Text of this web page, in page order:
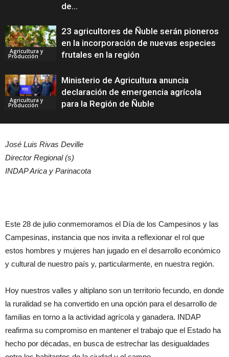
de...
Agricultura y
Producción
23 agricultores de Ñuble serán pioneros
en la incorporación de nuevas especies
frutales en la región
Agricultura y
Producción
Ministerio de Agricultura anuncia
declaración de emergencia agrícola
para la Región de Ñuble
José Luis Rivas Deville
Director Regional (s)
INDAP Arica y Parinacota
Este 28 de julio conmemoramos el Día de los Campesinos y las
Campesinas, instancia que nos invita a reflexionar el rol que
estos hombres y mujeres han jugado en el desarrollo económico
y cultural de nuestro país y, particularmente, en nuestra región.
Hoy nuestros valles y altiplano son un territorio fecundo, en donde
la ruralidad se ha convertido en una opción para el desarrollo de
familias en torno a la actividad agrícola y ganadera. INDAP
reafirma su compromiso en mantener el trabajo que el Estado ha
hecho por décadas, en busca de estrechar las desigualdades